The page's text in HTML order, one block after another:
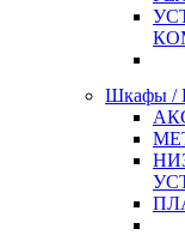
Шкафы /